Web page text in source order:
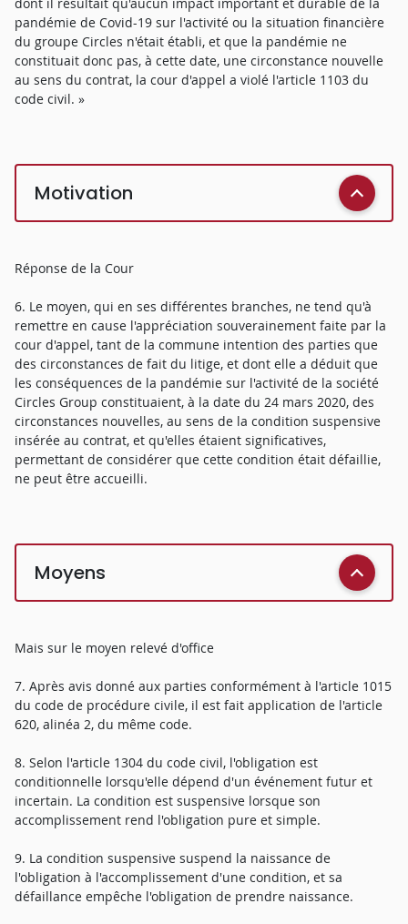
pandémie de Covid-19 sur l'activité ou la situation financière
du groupe Circles n'était établi, et que la pandémie ne
constituait donc pas, à cette date, une circonstance nouvelle
au sens du contrat, la cour d'appel a violé l'article 1103 du
code civil. »
Motivation
Réponse de la Cour
6. Le moyen, qui en ses différentes branches, ne tend qu'à
remettre en cause l'appréciation souverainement faite par la
cour d'appel, tant de la commune intention des parties que
des circonstances de fait du litige, et dont elle a déduit que
les conséquences de la pandémie sur l'activité de la société
Circles Group constituaient, à la date du 24 mars 2020, des
circonstances nouvelles, au sens de la condition suspensive
insérée au contrat, et qu'elles étaient significatives,
permettant de considérer que cette condition était défaillie,
ne peut être accueilli.
Moyens
Mais sur le moyen relevé d'office
7. Après avis donné aux parties conformément à l'article 1015
du code de procédure civile, il est fait application de l'article
620, alinéa 2, du même code.
8. Selon l'article 1304 du code civil, l'obligation est
conditionnelle lorsqu'elle dépend d'un événement futur et
incertain. La condition est suspensive lorsque son
accomplissement rend l'obligation pure et simple.
9. La condition suspensive suspend la naissance de
l'obligation à l'accomplissement d'une condition, et sa
défaillance empêche l'obligation de prendre naissance.